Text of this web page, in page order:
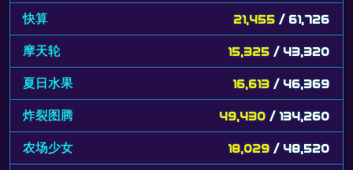
快算 21,455 / 61,726
摩天轮 15,325 / 43,320
夏日水果 16,613 / 46,369
炸裂图腾 49,430 / 134,260
农场少女 18,029 / 48,520